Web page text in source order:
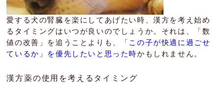
愛する犬の腎臓を楽にしてあげたい時、漢方を考え始め
るタイミングはいつが良いのでしょうか。それは、「数
値の改善」を追うことよりも、
「この子が快適に過ごせ
ているか」を優先したいと思った時かもしれません。
漢方薬の使用を考えるタイミング